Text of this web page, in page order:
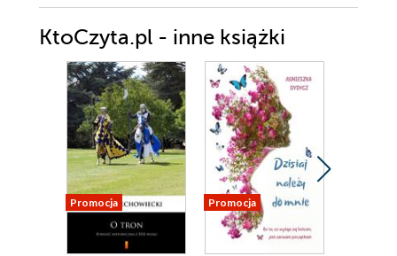
KtoCzyta.pl - inne książki
Promocja Promocja